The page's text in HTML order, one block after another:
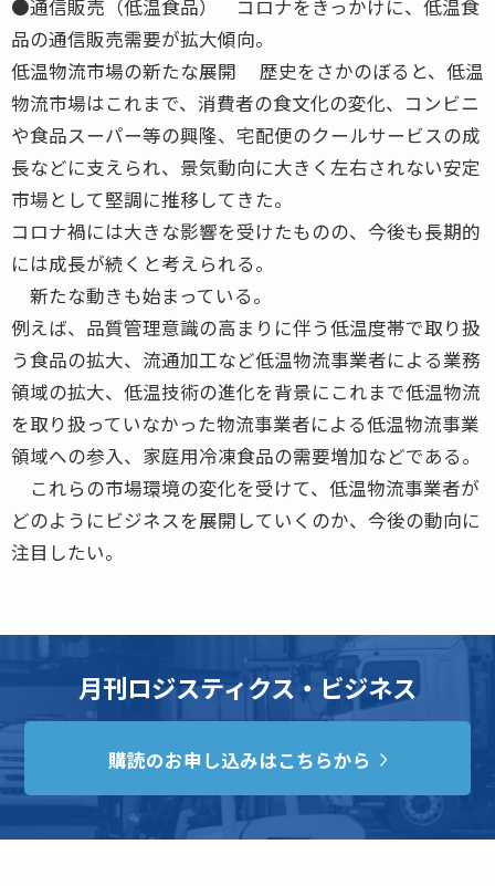
●通信販売（低温食品） コロナをきっかけに、低温食
品の通信販売需要が拡大傾向。
低温物流市場の新たな展開 歴史をさかのぼると、低温
物流市場はこれまで、消費者の食文化の変化、コンビニ
や食品スーパー等の興隆、宅配便のクールサービスの成
長などに支えられ、景気動向に大きく左右されない安定
市場として堅調に推移してきた。
コロナ禍には大きな影響を受けたものの、今後も長期的
には成長が続くと考えられる。
新たな動きも始まっている。
例えば、品質管理意識の高まりに伴う低温度帯で取り扱
う食品の拡大、流通加工など低温物流事業者による業務
領域の拡大、低温技術の進化を背景にこれまで低温物流
を取り扱っていなかった物流事業者による低温物流事業
領域への参入、家庭用冷凍食品の需要増加などである。
これらの市場環境の変化を受けて、低温物流事業者が
どのようにビジネスを展開していくのか、今後の動向に
注目したい。
月刊ロジスティクス・ビジネス
購読のお申し込みはこちらから